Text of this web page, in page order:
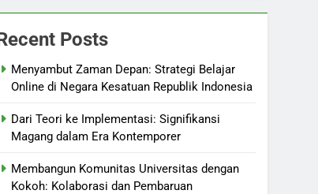
Posts
Menyambut Zaman Depan: Strategi Belajar
Online di Negara Kesatuan Republik Indonesia
Dari Teori ke Implementasi: Signifikansi
Magang dalam Era Kontemporer
Membangun Komunitas Universitas dengan
Kokoh: Kolaborasi dan Pembaruan